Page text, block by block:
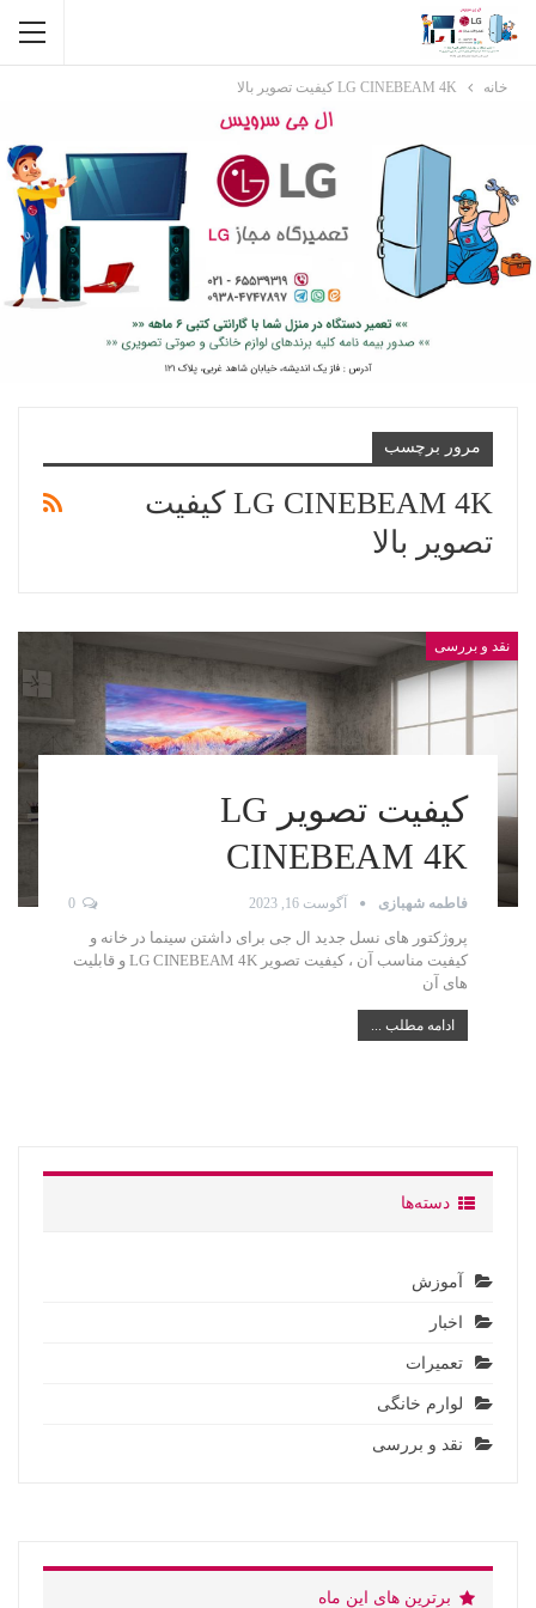
خانه LG CINEBEAM 4K کیفیت تصویر بالا
مرور برچسب
LG CINEBEAM 4K کیفیت
تصویر بالا
نقد و بررسی
کیفیت تصویر LG
CINEBEAM 4K
فاطمه شهبازی آگوست 16, 2023 0
پروژکتور های نسل جدید ال جی برای داشتن سینما در خانه و
کیفیت مناسب آن ، کیفیت تصویر LG CINEBEAM 4K و قابلیت
های آن
ادامه مطلب ...
دسته‌ها
آموزش
اخبار
تعمیرات
لوارم خانگی
نقد و بررسی
برترین های این ماه